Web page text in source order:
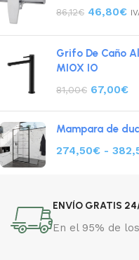
86,12€ 46,80€
Grifo De Caño
MIOX IO
81,00€ 67,00€
Mampara de
274,50€ -
ENVÍO GRATIS
En el 95% de